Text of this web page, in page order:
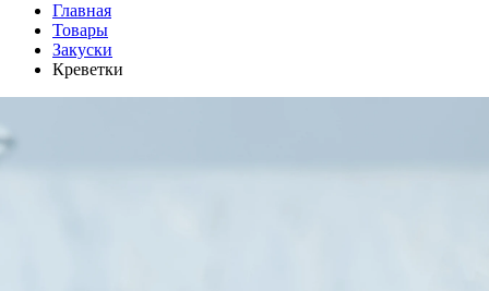
Главная
Товары
Закуски
Креветки